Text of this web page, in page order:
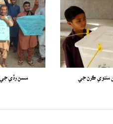
90 ڏينهن تائين ملتوي ڪرڻ جي
مسڻ وڏي جي